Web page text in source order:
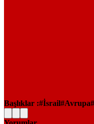
Başlıklar : İsrail Avrupa